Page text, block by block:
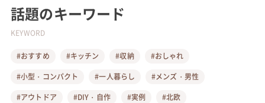
話題のキーワード
KEYWORD
#おすすめ #キッチン #収納
#おしゃれ
#小型・コンパクト
#一人暮らし
#メンズ・男性
#アウトドア
#DIY・自作 #実例
#北欧